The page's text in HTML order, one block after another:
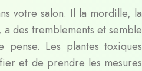
votre salon. Il la mordille, la
des tremblements et semble
pense. Les plantes toxiques
et de prendre les mesures